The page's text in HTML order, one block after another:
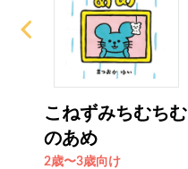
こねずみちむちむ
のあめ
2歳〜3歳向け